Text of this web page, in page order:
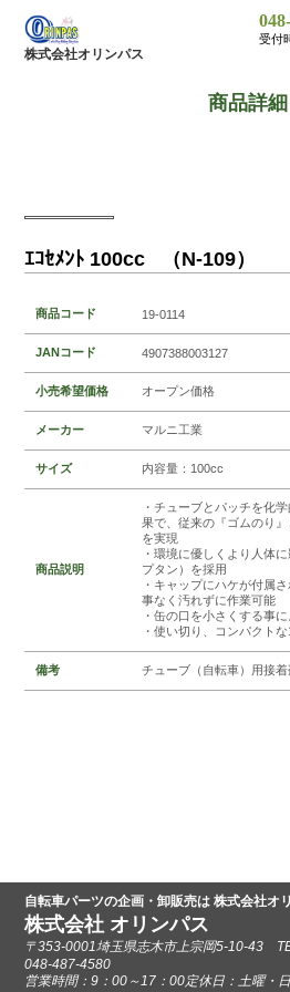
株式会社オリンパス
受付
商品詳細
ｴｺｾﾒﾝﾄ 100cc （N-109）
商品コード 19-0114
JANコード 4907388003127
小売希望価格 オープン価格
メーカー マルニ工業
サイズ 内容量：100cc
商品説明
・チューブとパッチを化
果で、従来の『ゴムのり
を実現
・環境に優しくより人体
プタン）を採用
・キャップにハケが付属
事なく汚れずに作業可能
・缶の口を小さくする事
・使い切り、コンパクト
備考 チューブ（自転車）用接着
自転車パーツの企画・卸販売は 株式会社オ
株式会社 オリンパス
〒353-0001埼玉県志木市上宗岡5-10-43
048-487-4580
営業時間：9：00～17：00定休日：土曜・